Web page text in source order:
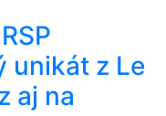
unikát z Le
aj na